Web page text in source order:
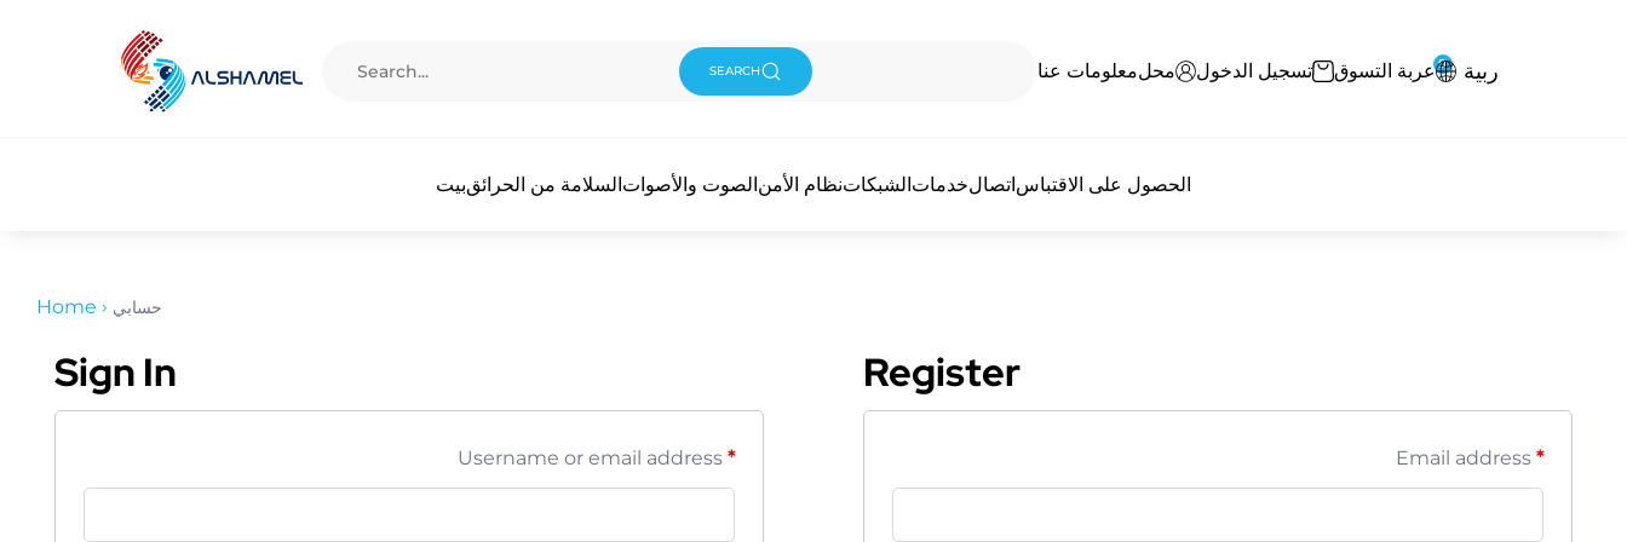
SEARCH معلومات عنامحل تسجيل الدخول 0عربة التسوق ربية
بيتالسلامة من الحرائقالصوت والأصواتنظام الأمنالشبكاتخدماتاتصالالحصول على الاقتباس
Home › حسابي
Sign In
Username or email address*
Register
Email address *